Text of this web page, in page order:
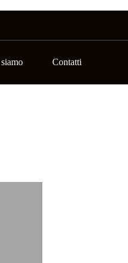
Contatti